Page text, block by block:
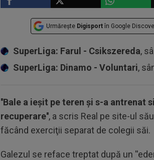
Urmărește Digisport în Google
SuperLiga: Farul - Csikszereda,
SuperLiga: Dinamo - Voluntari,
''Bale a ieşit pe teren şi s-a antrenat
recuperare'', a scris Real pe site-ul
făcând exerciţii separat de colegii săi.
Galezul se reface treptat după un